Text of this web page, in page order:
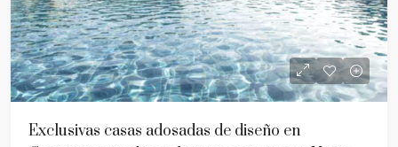
Exclusivas casas adosadas de diseño en